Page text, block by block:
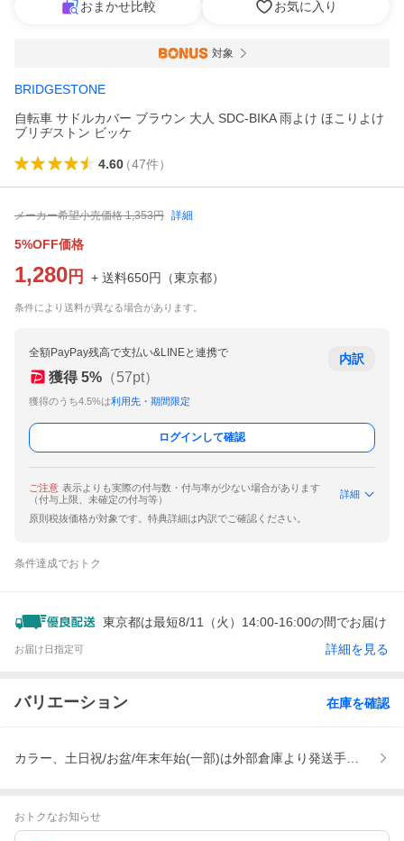
おまかせ比較 お気に入り
対象
BRIDGESTONE
自転車 サドルカバー ブラウン 大人 SDC-BIKA 雨よけ ほこりよけ
ブリヂストン ビッケ
4.60（47件）
メーカー希望小売価格 1,353円 詳細
5%OFF価格
1,280 円 + 送料650円 （東京都）
条件により送料が異なる場合があります。
全額PayPay残高で支払い&LINEと連携で
獲得 5% （57pt）
獲得のうち4.5%は利用先・期間限定
内訳
ログインして確認
ご注意 表示よりも実際の付与数・付与率が少ない場合があります
（付与上限、未確定の付与等）
詳細
原則税抜価格が対象です。特典詳細は内訳でご確認ください。
条件達成でおトク
東京都は最短8/11（火）14:00-16:00の間でお届け
お届け日指定可 詳細を見る
バリエーション 在庫を確認
カラー、土日祝/お盆/年末年始(一部)は外部倉庫より発送手配、最
おトクなお知らせ